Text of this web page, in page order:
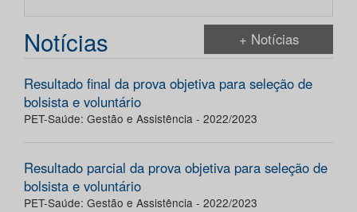
Notícias + Notícias
Resultado final da prova objetiva para seleção de
bolsista e voluntário
PET-Saúde: Gestão e Assistência - 2022/2023
Resultado parcial da prova objetiva para seleção de
bolsista e voluntário
PET-Saúde: Gestão e Assistência - 2022/2023